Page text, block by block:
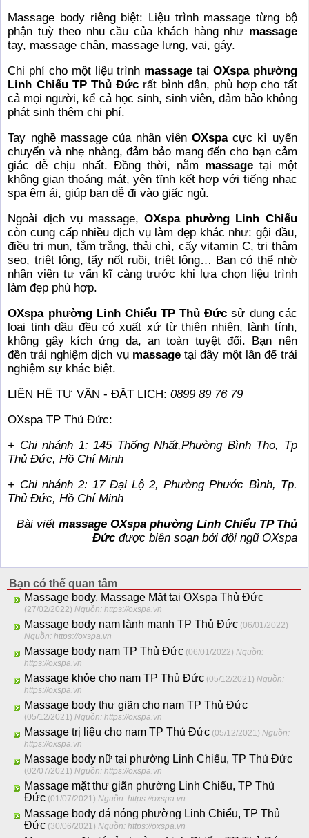
Massage body riêng biệt: Liệu trình massage từng bộ
phận tuỳ theo nhu cầu của khách hàng như massage
tay, massage chân, massage lưng, vai, gáy.
Chi phí cho một liệu trình massage tại OXspa phường
Linh Chiểu TP Thủ Đức rất bình dân, phù hợp cho tất
cả mọi người, kể cả học sinh, sinh viên, đảm bảo không
phát sinh thêm chi phí.
Tay nghề massage của nhân viênOXspacực kì uyển
chuyển và nhẹ nhàng, đảm bảo mang đến cho bạn cảm
giác dễ chịu nhất. Đồng thời, nằm massage tại một
không gian thoáng mát, yên tĩnh kết hợp với tiếng nhạc
spa êm ái, giúp bạn dễ đi vào giấc ngủ.
Ngoài dịch vụ massage,OXspa phường Linh Chiểu
còn cung cấp nhiều dịch vụ làm đẹp khác như: gội đầu,
điều trị mụn, tắm trắng, thải chì, cấy vitamin C, trị thâm
sẹo, triệt lông, tẩy nốt ruồi, triệt lông… Bạn có thể nhờ
nhân viên tư vấn kĩ càng trước khi lựa chọn liệu trình
làm đẹp phù hợp.
OXspa phường Linh Chiểu TP Thủ Đức sử dụng các
loại tinh dầu đều có xuất xứ từ thiên nhiên, lành tính,
không gây kích ứng da, an toàn tuyệt đối. Bạn nên
đền trải nghiệm dịch vụ massagetại đây một lần để trải
nghiệm sự khác biệt.
LIÊN HỆ TƯ VẤN - ĐẶT LỊCH:0899 89 76 79
OXspa TP Thủ Đức:
+ Chi nhánh 1: 145 Thống Nhất,Phường Bình Thọ, Tp
Thủ Đức, Hồ Chí Minh
+ Chi nhánh 2: 17 Đại Lộ 2, Phường Phước Bình, Tp.
Thủ Đức, Hồ Chí Minh
Bài viết massage OXspa phường Linh Chiểu TP Thủ
Đứcđược biên soạn bởi đội ngũ OXspa
Bạn có thể quan tâm
Massage body, Massage Mặt tại OXspa Thủ Đức
(27/02/2022)Nguồn: https://oxspa.vn
Massage body nam lành mạnh TP Thủ Đức (06/01/2022)
Nguồn: https://oxspa.vn
Massage body nam TP Thủ Đức (06/01/2022)Nguồn:
https://oxspa.vn
Massage khỏe cho nam TP Thủ Đức (05/12/2021)Nguồn:
https://oxspa.vn
Massage body thư giãn cho nam TP Thủ Đức
(05/12/2021)Nguồn: https://oxspa.vn
Massage trị liệu cho nam TP Thủ Đức (05/12/2021)Nguồn:
https://oxspa.vn
Massage body nữ tại phường Linh Chiểu, TP Thủ Đức
(02/07/2021)Nguồn: https://oxspa.vn
Massage mặt thư giãn phường Linh Chiểu, TP Thủ
Đức (01/07/2021)Nguồn: https://oxspa.vn
Massage body đá nóng phường Linh Chiểu, TP Thủ
Đức (30/06/2021)Nguồn: https://oxspa.vn